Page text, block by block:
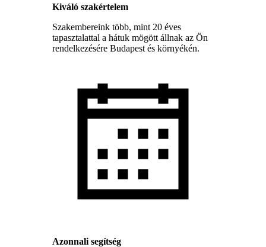
Kiváló szakértelem
Szakembereink több, mint 20 éves
tapasztalattal a hátuk mögött állnak az Ön
rendelkezésére Budapest és környékén.
Azonnali segítség